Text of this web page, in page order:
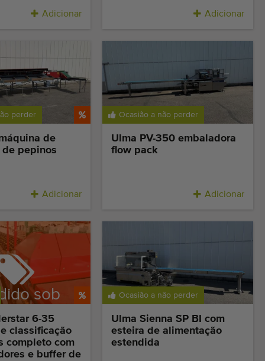
Adicionar Adicionar
perder
de
de pepinos
Adicionar
Ocasião a não perder
Ulma PV-350 embaladora
flow pack
Adicionar
sob
6-35
classificação
completo com
e buffer de
Ocasião a não perder
Ulma Sienna SP BI com
esteira de alimentação
estendida